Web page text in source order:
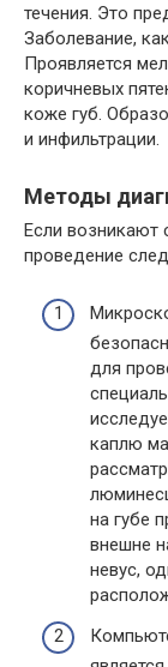
течения. Это
Заболевание,
Проявляется
коричневых
коже губ.
и инфильтрации.
Методы
Если возникают
проведение
для
каплю
на губе
внешне
невус,